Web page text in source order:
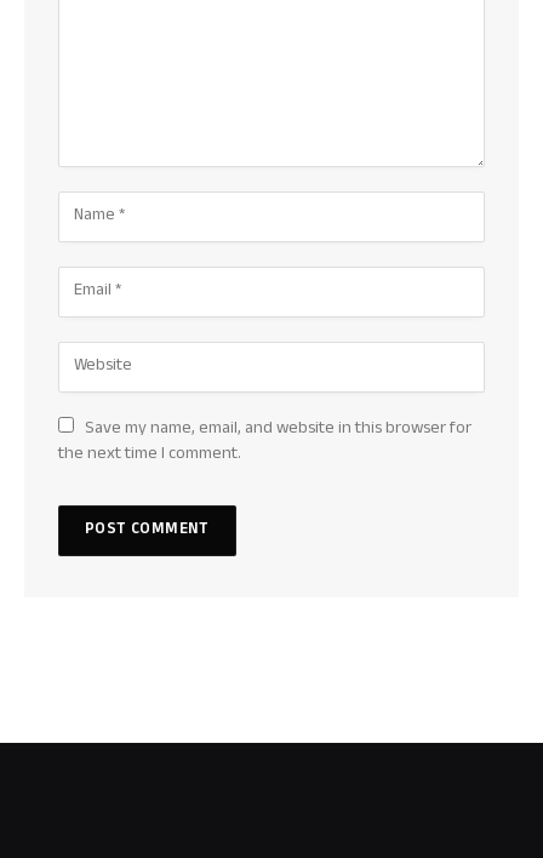
Save my name, email, and website in this browser for
the next time I comment.